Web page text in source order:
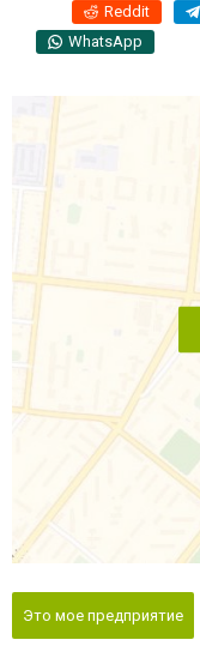
Reddit
WhatsApp
Это мое предприятие